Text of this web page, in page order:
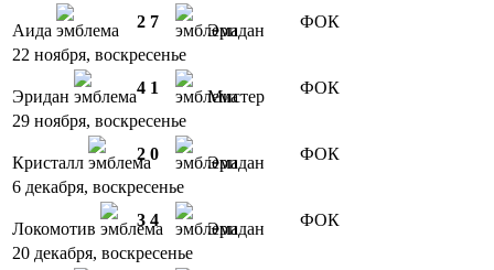
Аида 2 7 Эридан
ФОК
22 ноября, воскресенье
Эридан 4 1 Мистер
ФОК
29 ноября, воскресенье
Кристалл 2 0 Эридан
ФОК
6 декабря, воскресенье
Локомотив 3 4 Эридан
ФОК
20 декабря, воскресенье